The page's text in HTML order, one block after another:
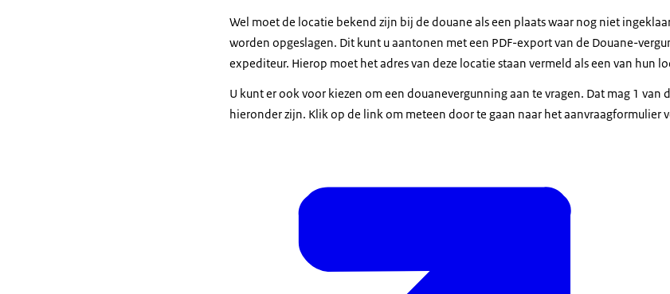
Wel moet de locatie bekend zijn bij de douane als een plaats waar nog niet
worden opgeslagen. Dit kunt u aantonen met een PDF-export van de Douane-
expediteur. Hierop moet het adres van deze locatie staan vermeld als een van hun
U kunt er ook voor kiezen om een douanevergunning aan te vragen. Dat mag 1 van
hieronder zijn. Klik op de link om meteen door te gaan naar het aanvraagformulier